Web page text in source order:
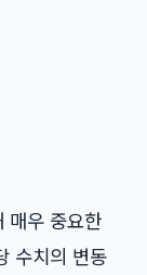
매우 중요한
수치의 변동